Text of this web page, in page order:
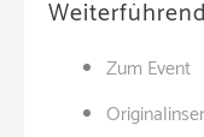
Zum Event